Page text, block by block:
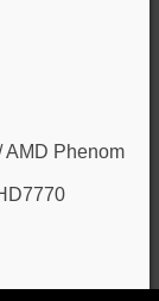
AMD Phenom